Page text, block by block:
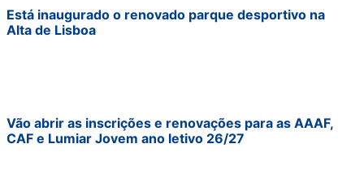
Está inaugurado o renovado parque desportivo na
Alta de Lisboa
Vão abrir as inscrições e renovações para as AAAF,
CAF e Lumiar Jovem ano letivo 26/27